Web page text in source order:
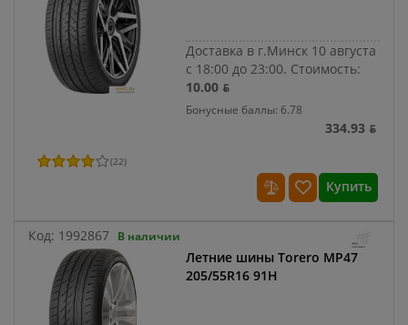
Доставка в г.Минск 10 августа
с 18:00 до 23:00. Стоимость:
10.00 ƃ
Бонусные баллы: 6.78
334.93 ƃ
(22)
Купить
Код: 1992867 В наличии
Летние шины Torero MP47
205/55R16 91H